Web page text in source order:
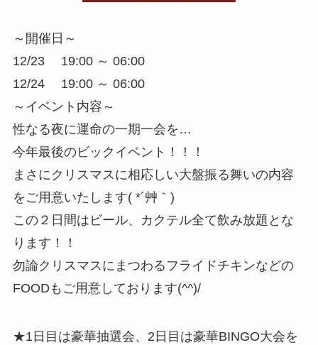
～開催日～
12/23 19:00 ～ 06:00
12/24 19:00 ～ 06:00
～イベント内容～
性なる夜に運命の一期一会を…
今年最後のビックイベント！！！
まさにクリスマスに相応しい大盤振る舞いの内容
をご用意いたします( *´艸｀)
この２日間はビール、カクテル全て飲み放題とな
ります！！
勿論クリスマスにまつわるフライドチキンなどの
FOODもご用意しております(^^)/
★1日目は豪華抽選会、2日目は豪華BINGO大会を